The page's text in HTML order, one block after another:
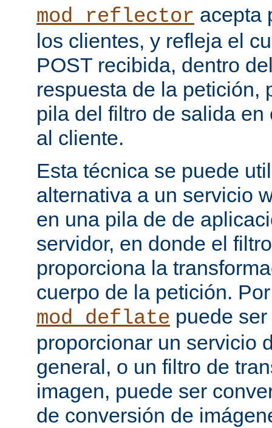
mod_reflector acepta
los clientes, y refleja el
POST recibida, dentro
respuesta de la petición,
pila del filtro de salida
al cliente.
Esta técnica se puede
alternativa a un servicio
en una pila de de
servidor, en donde el
proporciona la
cuerpo de la petición.
mod_deflate puede
proporcionar un servicio
general, o un filtro de
imagen, puede ser
de conversión de